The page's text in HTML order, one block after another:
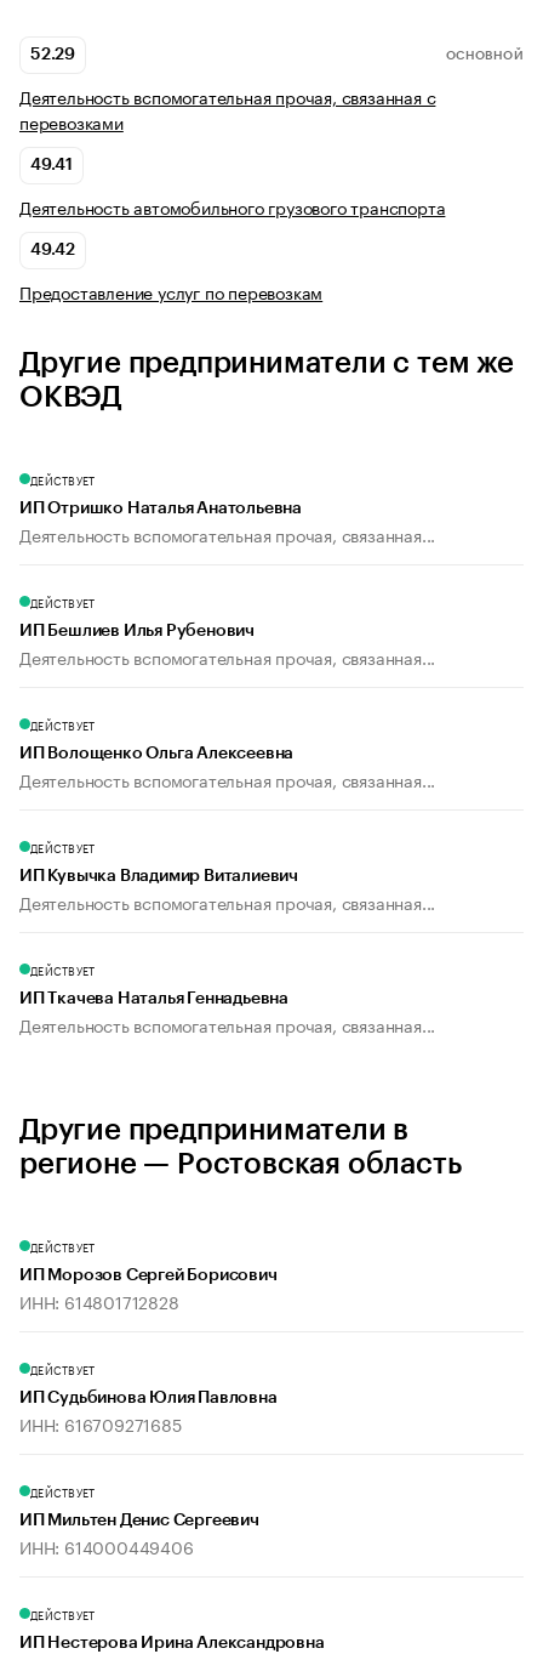
52.29 ОСНОВНОЙ
Деятельность вспомогательная прочая, связанная с
перевозками
49.41
Деятельность автомобильного грузового транспорта
49.42
Предоставление услуг по перевозкам
Другие предприниматели с тем же
ОКВЭД
ДЕЙСТВУЕТ
ИП Отришко Наталья Анатольевна
Деятельность вспомогательная прочая, связанная...
ДЕЙСТВУЕТ
ИП Бешлиев Илья Рубенович
Деятельность вспомогательная прочая, связанная...
ДЕЙСТВУЕТ
ИП Волощенко Ольга Алексеевна
Деятельность вспомогательная прочая, связанная...
ДЕЙСТВУЕТ
ИП Кувычка Владимир Виталиевич
Деятельность вспомогательная прочая, связанная...
ДЕЙСТВУЕТ
ИП Ткачева Наталья Геннадьевна
Деятельность вспомогательная прочая, связанная...
Другие предприниматели в
регионе — Ростовская область
ДЕЙСТВУЕТ
ИП Морозов Сергей Борисович
ИНН: 614801712828
ДЕЙСТВУЕТ
ИП Судьбинова Юлия Павловна
ИНН: 616709271685
ДЕЙСТВУЕТ
ИП Мильтен Денис Сергеевич
ИНН: 614000449406
ДЕЙСТВУЕТ
ИП Нестерова Ирина Александровна